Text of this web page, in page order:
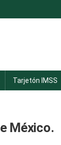
Tarjetón IMSS
México.